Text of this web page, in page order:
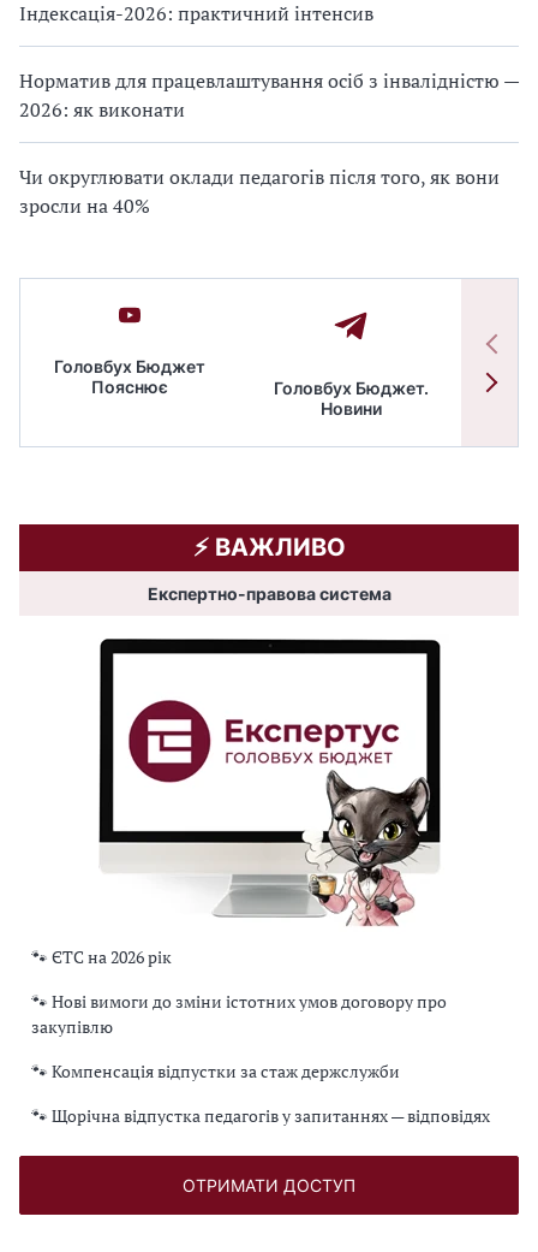
Індексація-2026: практичний інтенсив
Норматив для працевлаштування осіб з інвалідністю —
2026: як виконати
Чи округлювати оклади педагогів після того, як вони
зросли на 40%
Головбух Бюджет
Пояснює
Головбух Бюджет.
Новини
⚡️ ВАЖЛИВО
Експертно-правова система
🐾 ЄТС на 2026 рік
🐾 Нові вимоги до зміни істотних умов договору про
закупівлю
🐾 Компенсація відпустки за стаж держслужби
🐾 Щорічна відпустка педагогів у запитаннях — відповідях
ОТРИМАТИ ДОСТУП